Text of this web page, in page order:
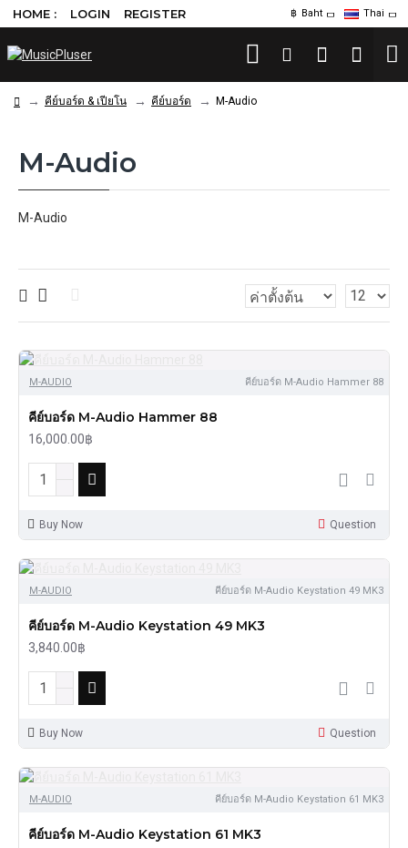
HOME : LOGIN REGISTER ฿ Baht Thai
คีย์บอร์ด & เปียโน คีย์บอร์ด M-Audio
M-Audio
M-Audio
M-AUDIO คีย์บอร์ด M-Audio Hammer 88
คีย์บอร์ด M-Audio Hammer 88
16,000.00฿
Buy Now Question
M-AUDIO คีย์บอร์ด M-Audio Keystation 49 MK3
คีย์บอร์ด M-Audio Keystation 49 MK3
3,840.00฿
Buy Now Question
M-AUDIO คีย์บอร์ด M-Audio Keystation 61 MK3
คีย์บอร์ด M-Audio Keystation 61 MK3